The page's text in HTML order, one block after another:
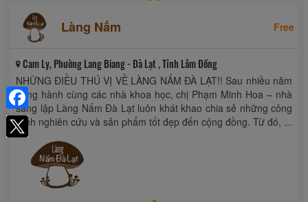
Làng Nấm Free
Cam Ly, Phường Lang Biang - Đà Lạt , Tỉnh Lâm Đồng
NHỮNG ĐIỀU THÚ VỊ VỀ LÀNG NẤM ĐÀ LẠT!! Sau nhiều năm
đồng hành cùng các nhà khoa học, chị Phạm Minh Hoa – nhà
sáng lập Làng Nấm Đà Lạt luôn khát khao chia sẻ những công
trình nghiên cứu và sản phẩm tốt đẹp đến cộng đồng. Từ đó, ...
Facebook